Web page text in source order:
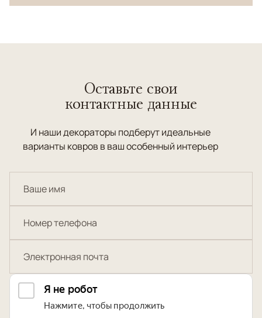
Оставьте свои
контактные данные
И наши декораторы подберут идеальные
варианты ковров в ваш особенный интерьер